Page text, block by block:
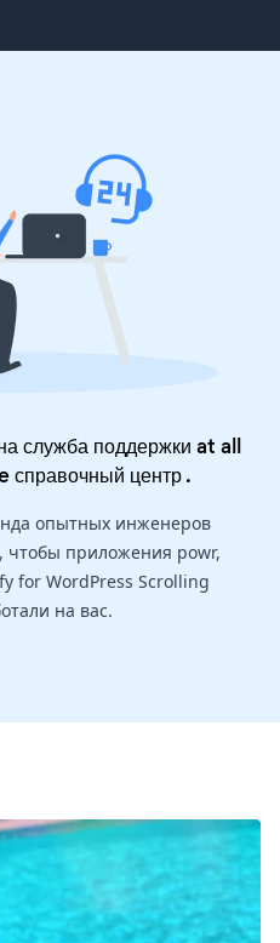
служба поддержки at all
справочный центр.
опытных инженеров
чтобы приложения powr,
for WordPress Scrolling
на вас.